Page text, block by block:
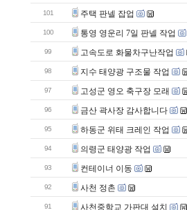
101 주택 판넬 잡업
100 통영 영운리 7일 판넬 작업
99 고속도로 화물차구난작업
98 지수 태양광 구조물 작업
97 고성군 영오 축구장 모래
96 금산 곽사장 감사합니다
95 하동군 위태 크레인 작업
94 의령군 태양광 작업
93 컨테이너 이동
92 사천 정촌
91 사천중학교 가판대 설치